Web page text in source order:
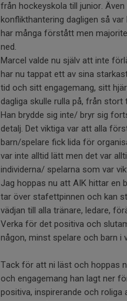
från hockeyskola till junior.
konflikthantering dagligen så
har många förstått men
ned.
Marcel valde nu själv att inte
har nu tappat ett av sina
tid och sitt engagemang, sitt
dagliga skulle rulla på, från stort
Han brydde sig inte/ bryr sig
detalj. Det viktiga var att alla
barn/spelare fick lida för
var inte alltid lätt men det var
individerna/ spelarna som var
Jag hoppas nu att AIK hittar en
tar över stafettpinnen och kan
vädjan till alla tränare, ledare,
Verka för det positiva och
någon, minst spelare och barn i
Tack för att ni läst och hoppas
och engagemang han lagt ner
positiva, inspirerande och